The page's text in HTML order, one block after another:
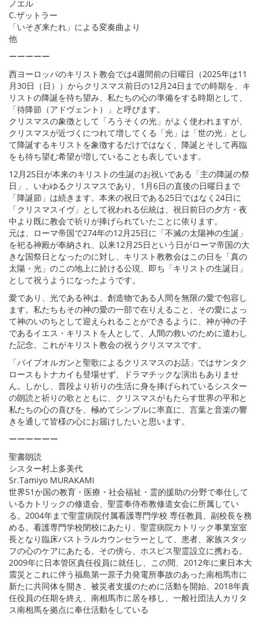
ノエル
C.ザットラー
「いそぎ来たれ」による変奏曲より
他
ーーーーー
西ヨーロッパのキリスト教会では4週間前の日曜日（2025年は11
月30日（日））からクリスマス前日の12月24日までの時期を、キ
リストの降誕を待ち望み、私たちの心の準備をする時期として、
「待降節（アドヴェント）」と呼びます。
クリスマスの象徴として「ろうそくの光」がよく使われますが、
クリスマスが近づくにつれて増してくる「光」は「世の光」とし
て降誕するキリストを象徴するだけではなく、降誕とそして再臨
をも待ち望む希望が増していることも表しています。
12月25日が本来のキリストの生誕のお祝いである「主の降誕の祭
日」、いわゆるクリスマスであり、1月6日の直後の日曜日まで
「降誕節」は続きます。本来の祝日である25日ではなく24日に
「クリスマスイヴ」として祝われる伝統は、祝日前日の夕方・夜
中より既に教会で祈りが捧げられていたことに依ります。
元は、ローマ帝国で274年の12月25日に「不滅の太陽神の生誕」
を祀る神殿が奉納され、以来12月25日という日がローマ帝国の大
きな国祭日となったのに対し、キリスト教教会はこの日を「真の
太陽・光」のこの地上に於ける公現、即ち「キリストの生誕日」
として祝うようになったようです。
愛であり、光である神は、創造物である人間を無限の愛で包容し
ます。私たちもその神の愛の一部で在りえること、その愛によっ
て神のいのちとして迎えられることができるように、神が神の子
であるイエス・キリストを人として、人間の救いのために遣わし
た記念。これがキリスト教会の祝うクリスマスです。
「パイプオルガンと聖歌によるクリスマスのお話」ではサンタク
ロースもトナカイも登場せず、ドラマチックな演出もありませ
ん。しかし、普段より祈りの生活に身を捧げられているシスター
の朗読と祈りの歌とともに、クリスマスがもたらす世界の平和と
私たちの心の喜びを、極めてシンプルに率直に、言葉と音楽の響
きを通して皆様の心にお届けしたいと思います。
ーーーーーー
聖書朗読
シスター村上多美代
Sr.Tamiyo MURAKAMI
世界51か国の教育・医療・社会福祉・霊的援助の分野で奉仕して
いるカトリックの修道会、聖霊奉侍布教修道女会に所属してい
る。2004年まで聖霊病院付属看護専門学校 専任教員、副校長を務
める。看護専門学校閉校にあたり、聖霊病院カトリック事業室室
長となり臨床パストラルカウンセラーとして、患者、家族スタッ
フの心のケアにあたる。その傍ら、ホスピス聖霊設立に携わる。
2009年に日本管区責任役員に就任し、この間、2012年に東日本大
震災とこれに伴う福島第一原子力発電所事故のあった南相馬市に
新たに共同体を開き、被災者支援のために活動を開始。2018年責
任役員の任期を終え、南相馬市に居を移し、一般社団法人カリタ
ス南相馬を拠点に奉仕活動をしている